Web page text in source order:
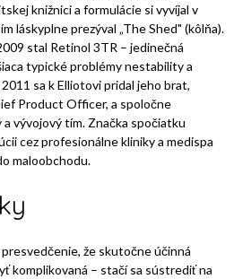
knižnici a formulácie si vyvíjal v
láskyplne prezýval „The Shed" (kôlňa).
stal Retinol 3TR – jedinečná
typické problémy nestability a
sa k Elliotovi pridal jeho brat,
Product Officer, a spoločne
vývojový tím. Značka spočiatku
cez profesionálne kliniky a medispa
maloobchodu.
že skutočne účinná
komplikovaná – stačí sa sústrediť na